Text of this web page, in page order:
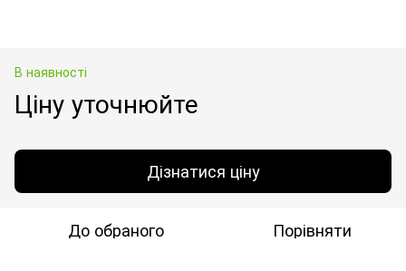
В наявності
Ціну уточнюйте
Дізнатися ціну
До обраного Порівняти